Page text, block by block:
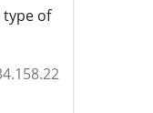
of